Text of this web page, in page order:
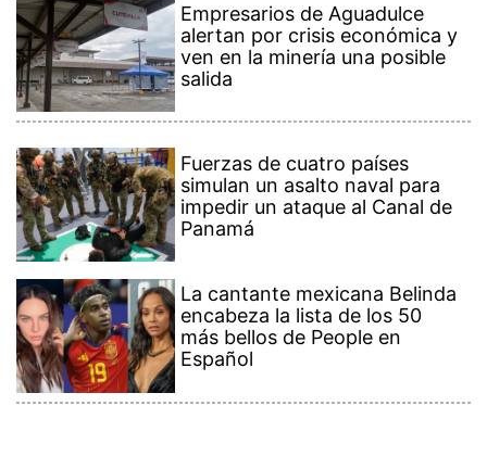
Empresarios de Aguadulce
alertan por crisis económica y
ven en la minería una posible
salida
Fuerzas de cuatro países
simulan un asalto naval para
impedir un ataque al Canal de
Panamá
La cantante mexicana Belinda
encabeza la lista de los 50
más bellos de People en
Español